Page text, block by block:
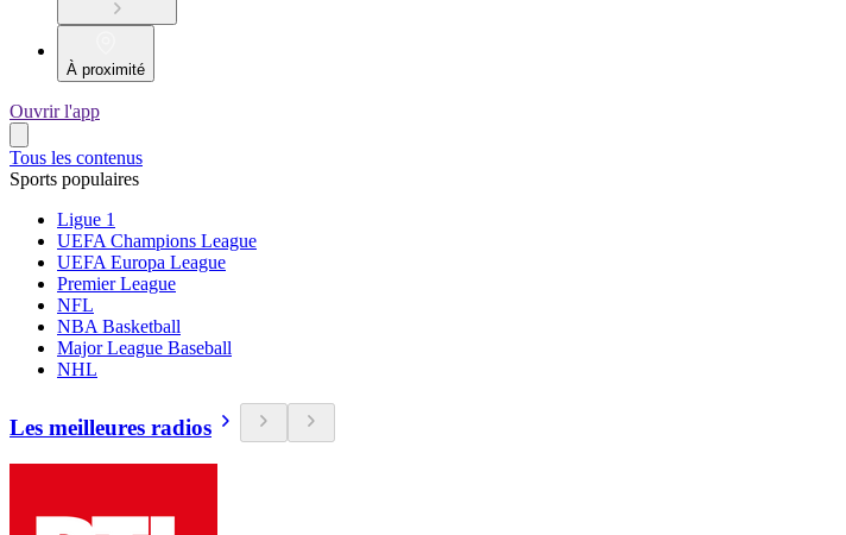
À proximité
Ouvrir l'app
Tous les contenus
Sports populaires
Ligue 1
UEFA Champions League
UEFA Europa League
Premier League
NFL
NBA Basketball
Major League Baseball
NHL
Les meilleures radios